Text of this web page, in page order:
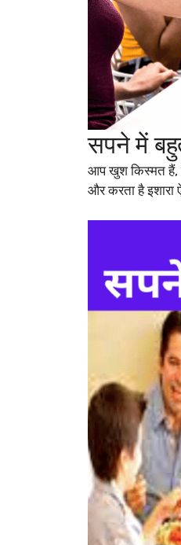
सपने में
आप खुश किस्मत हैं,
और करता है